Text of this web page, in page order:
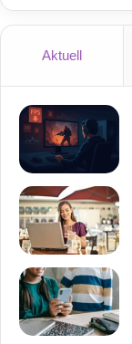
Aktuell